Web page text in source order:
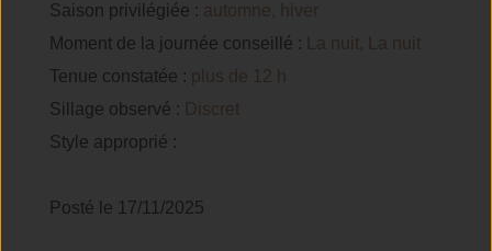
Saison privilégiée : automne, hiver
Moment de la journée conseillé :
La nuit, La nuit
Tenue constatée : plus de 12 h
Sillage observé : Discret
Style approprié :
Posté le 17/11/2025